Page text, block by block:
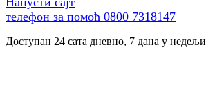
телефон за помоћ 0800 7318147
Доступан 24 сата дневно, 7 дана у недељи